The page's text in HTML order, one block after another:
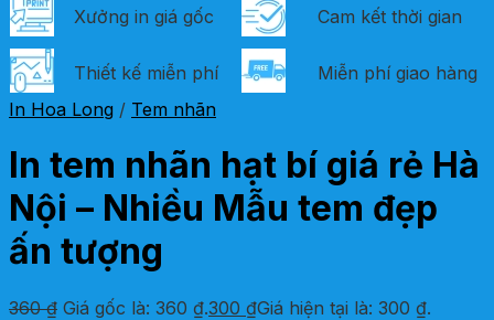
Xưởng in giá gốc Cam kết thời gian
Thiết kế miễn phí
Miễn phí giao hàng
In Hoa Long / Tem nhãn
In tem nhãn hạt bí giá rẻ Hà
Nội – Nhiều Mẫu tem đẹp
ấn tượng
360₫ Giá gốc là: 360 ₫.300 ₫Giá hiện tại là: 300 ₫.